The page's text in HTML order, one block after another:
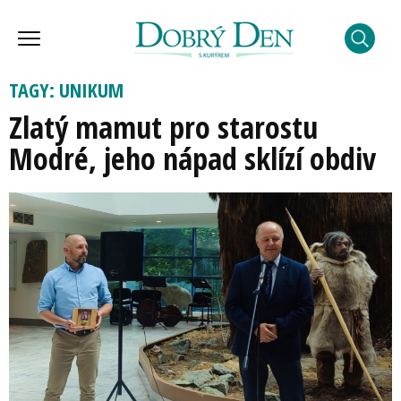
TAGY: UNIKUM
Zlatý mamut pro starostu
Modré, jeho nápad sklízí obdiv